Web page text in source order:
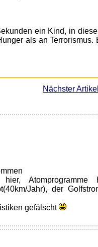
ein Kind, in
als an Terrorismus.
Nächster Artikel
Atomprogramme
Jahr), der
gefälscht